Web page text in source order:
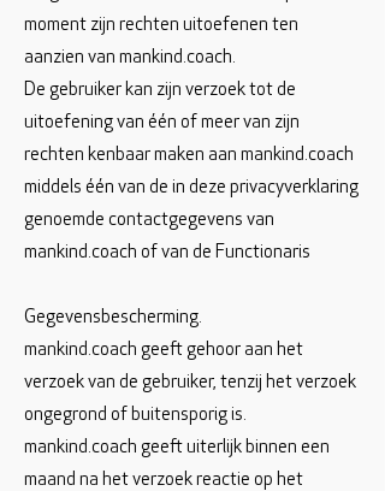
moment zijn rechten uitoefenen ten
aanzien van mankind.coach.
De gebruiker kan zijn verzoek tot de
uitoefening van één of meer van zijn
rechten kenbaar maken aan mankind.coach
middels één van de in deze privacyverklaring
genoemde contactgegevens van
mankind.coach of van de Functionaris
Gegevensbescherming.
mankind.coach geeft gehoor aan het
verzoek van de gebruiker, tenzij het verzoek
ongegrond of buitensporig is.
mankind.coach geeft uiterlijk binnen een
maand na het verzoek reactie op het